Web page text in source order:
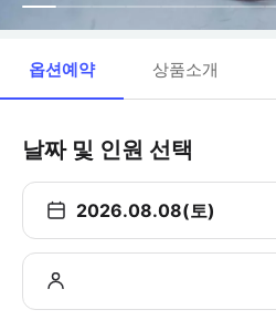
옵션예약 상품소개
날짜 및 인원 선택
2026.08.08(토)